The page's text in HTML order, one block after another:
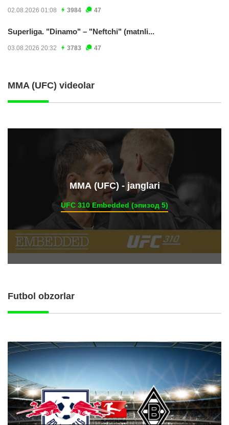
02.08.2026 01:08 3984 47
Superliga. "Dinamo" – "Neftchi" (matnli...
03.08.2026 20:32 3783 47
MMA (UFC) videolar
ММА (UFC) - janglari
UFC 310 Embedded (эпизод 5)
Futbol obzorlar